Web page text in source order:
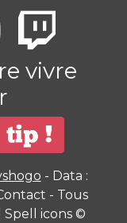
vivre
- Data :
- Tous
Spell icons ©